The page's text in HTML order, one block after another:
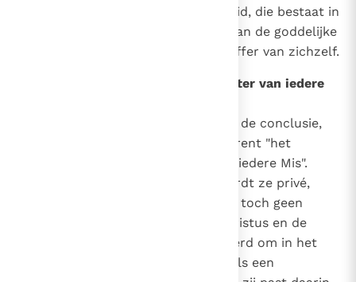
streven naar de hoogste heiligheid, die bestaat in
een zich volledig wegschenken aan de goddelijke
Majesteit door het edelmoedig offer van zichzelf.
5. Het publieke en sociale karakter van iedere
Verder moeten wij nog wijzen op de conclusie,
die uit deze leer voortvloeit omtrent "het
publieke en sociale karakter van iedere Mis".
Want iedere Mis, ook al wordt ze privé,
door de priester gecelebreerd, is toch geen
privé-zaak, maar een act van Christus en de
Kerk. De Kerk immers heeft geleerd om in het
Offer, dat zij opdraagt, zichzelf als een